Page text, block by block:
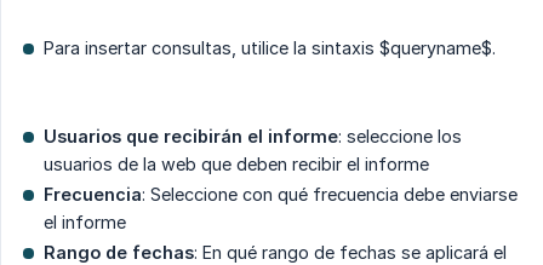
Para insertar consultas, utilice la sintaxis $queryname$.
Usuarios que recibirán el informe: seleccione los
usuarios de la web que deben recibir el informe
Frecuencia: Seleccione con qué frecuencia debe enviarse
el informe
Rango de fechas: En qué rango de fechas se aplicará el